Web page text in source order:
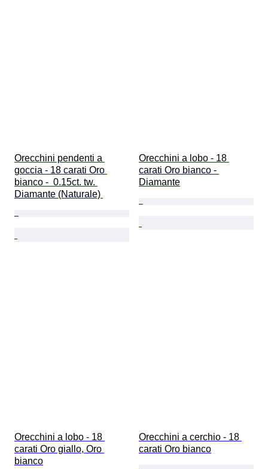
Orecchini pendenti a
goccia - 18 carati Oro
bianco -  0.15ct. tw.
Diamante (Naturale)
Orecchini a lobo - 18
carati Oro bianco -
Diamante
Orecchini a lobo - 18
carati Oro giallo, Oro
bianco
Orecchini a cerchio - 18
carati Oro bianco